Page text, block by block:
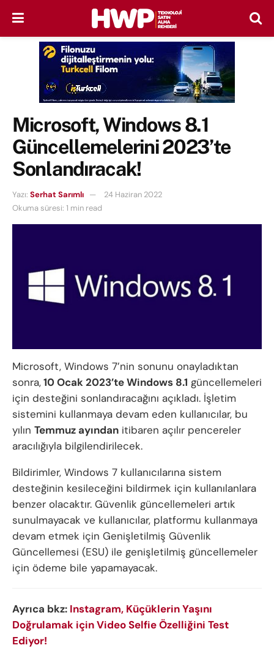
Microsoft, Windows 8.1
Güncellemelerini 2023’te
Sonlandıracak!
Yazı: Serhat Sarımlı
24 Haziran 2022
Okuma süresi: 1 min read
Microsoft, Windows 7’nin sonunu onayladıktan
sonra,10 Ocak 2023’te Windows 8.1 güncellemeleri
için desteğini sonlandıracağını açıkladı. İşletim
sistemini kullanmaya devam eden kullanıcılar, bu
yılın Temmuz ayından itibaren açılır pencereler
aracılığıyla bilgilendirilecek.
Bildirimler, Windows 7 kullanıcılarına sistem
desteğinin kesileceğini bildirmek için kullanılanlara
benzer olacaktır. Güvenlik güncellemeleri artık
sunulmayacak ve kullanıcılar, platformu kullanmaya
devam etmek için Genişletilmiş Güvenlik
Güncellemesi (ESU) ile genişletilmiş güncellemeler
için ödeme bile yapamayacak.
Ayrıca bkz: Instagram, Küçüklerin Yaşını
Doğrulamak için Video Selfie Özelliğini Test
Ediyor!